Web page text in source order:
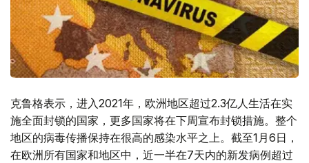
克鲁格表示，进入2021年，欧洲地区超过2.3亿人生活在实
施全面封锁的国家，更多国家将在下周宣布封锁措施。整个
地区的病毒传播保持在很高的感染水平之上。截至1月6日，
在欧洲所有国家和地区中，近一半在7天内的新发病例超过